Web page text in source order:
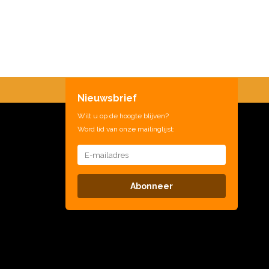
Nieuwsbrief
Wilt u op de hoogte blijven?
Word lid van onze mailinglijst:
Abonneer